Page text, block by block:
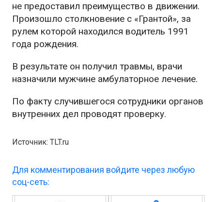
не предоставил преимущество в движении.
Произошло столкновение с «Грантой», за
рулем которой находился водитель 1991
года рождения.
В результате он получил травмы, врачи
назначили мужчине амбулаторное лечение.
По факту случившегося сотрудники органов
внутренних дел проводят проверку.
Источник: TLT.ru
Для комментирования войдите через любую
соц-сеть: